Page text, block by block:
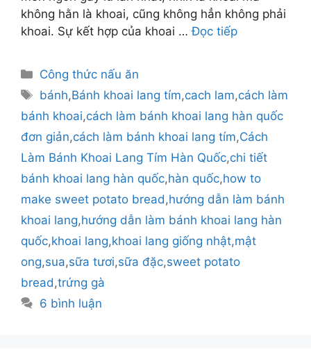
không hằn là khoai, cũng không hẳn không phải
khoai. Sự kết hợp của khoai …Đọc tiếp
Danh
mục
Công thức nấu ăn
Thẻ
bánh,Bánh khoai lang tím,cach lam,cách làm
bánh khoai,cách làm bánh khoai lang hàn quốc
đơn giản,cách làm bánh khoai lang tím,Cách
Làm Bánh Khoai Lang Tím Hàn Quốc,chi tiết
bánh khoai lang hàn quốc,hàn quốc,how to
make sweet potato bread,hướng dẫn làm bánh
khoai lang,hướng dẫn làm bánh khoai lang hàn
quốc,khoai lang,khoai lang giống nhật,mật
ong,sua,sữa tươi,sữa đặc,sweet potato
bread,trứng gà
6 bình luận